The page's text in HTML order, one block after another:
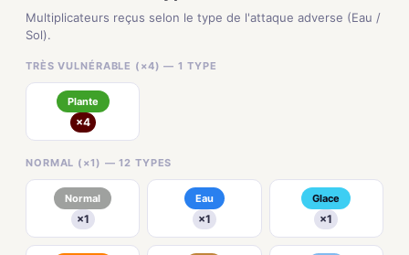
Multiplicateurs reçus selon le type de l'attaque adverse (Eau /
Sol).
TRÈS VULNÉRABLE (×4) — 1 TYPE
Plante
×4
NORMAL (×1) — 12 TYPES
Normal
×1
Eau
×1
Glace
×1